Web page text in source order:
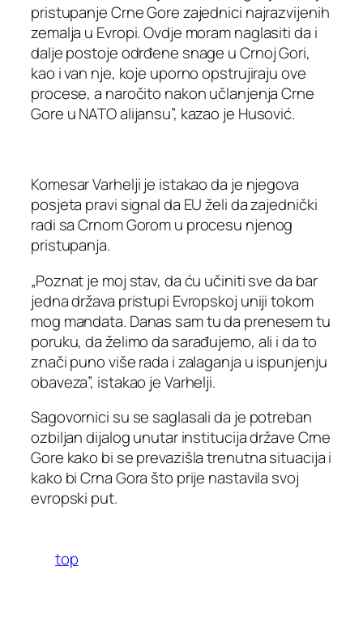
pristupanje Crne Gore zajednici najrazvijenih
zemalja u Evropi. Ovdje moram naglasiti da i
dalje postoje odrđene snage u Crnoj Gori,
kao i van nje, koje uporno opstrujiraju ove
procese, a naročito nakon učlanjenja Crne
Gore u NATO alijansu”, kazao je Husović.
Komesar Varhelji je istakao da je njegova
posjeta pravi signal da EU želi da zajednički
radi sa Crnom Gorom u procesu njenog
pristupanja.
„Poznat je moj stav, da ću učiniti sve da bar
jedna država pristupi Evropskoj uniji tokom
mog mandata. Danas sam tu da prenesem tu
poruku, da želimo da sarađujemo, ali i da to
znači puno više rada i zalaganja u ispunjenju
obaveza”, istakao je Varhelji.
Sagovornici su se saglasali da je potreban
ozbiljan dijalog unutar institucija države Crne
Gore kako bi se prevazišla trenutna situacija i
kako bi Crna Gora što prije nastavila svoj
evropski put.
top